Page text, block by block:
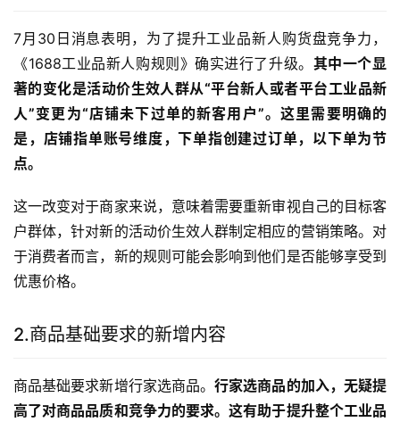
7月30日消息表明，为了提升工业品新人购货盘竞争力，
《1688工业品新人购规则》确实进行了升级。 其中一个显
著的变化是活动价生效人群从“平台新人或者平台工业品新
人”变更为“店铺未下过单的新客用户”。这里需要明确的
是，店铺指单账号维度，下单指创建过订单，以下单为节
点。
这一改变对于商家来说，意味着需要重新审视自己的目标客
户群体，针对新的活动价生效人群制定相应的营销策略。对
于消费者而言，新的规则可能会影响到他们是否能够享受到
优惠价格。
2.商品基础要求的新增内容
商品基础要求新增行家选商品。行家选商品的加入，无疑提
高了对商品品质和竞争力的要求。这有助于提升整个工业品